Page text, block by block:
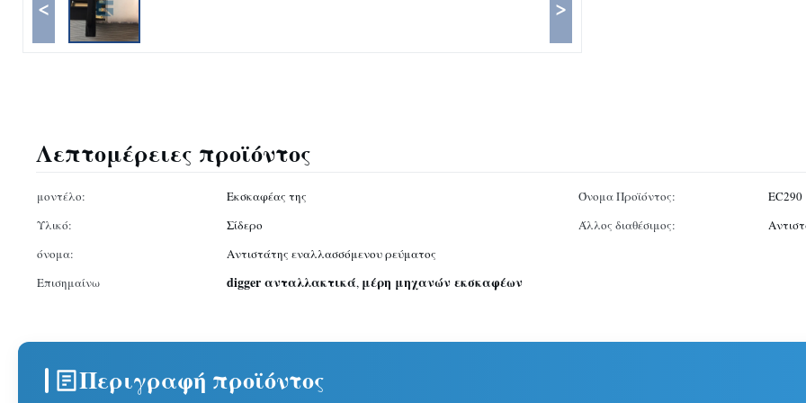
< >
Λεπτομέρειες προϊόντος
μοντέλο: Εκσκαφέας της Όνομα Προϊόντος:
EC290
Υλικό:
Σίδερο Άλλος διαθέσιμος:
όνομα:
Αντιστάτης εναλλασσόμενου ρεύματος
Επισημαίνω
digger ανταλλακτικά, μέρη μηχανών εκσκαφέων
Περιγραφή προϊόντος